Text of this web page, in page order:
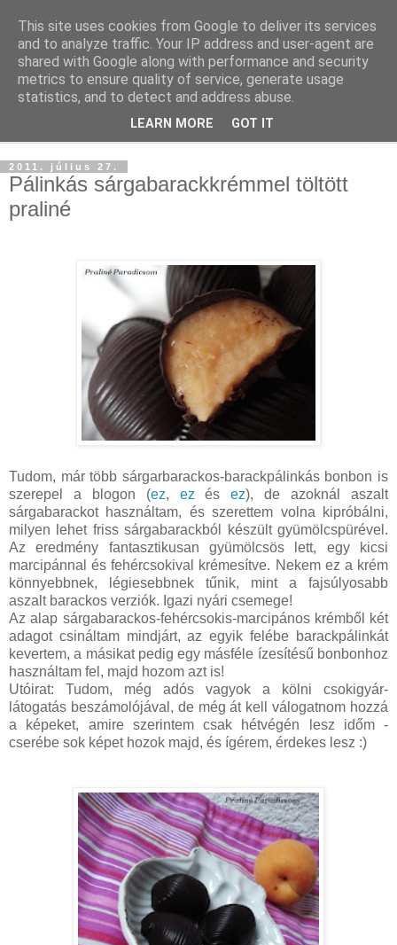
2011. július 27.
Pálinkás sárgabarackkrémmel töltött
praliné
Tudom, már több sárgarbarackos-barackpálinkás bonbon is
szerepel a blogon (ez, ez ésez), de azoknál aszalt
sárgabarackot használtam, és szerettem volna kipróbálni,
milyen lehet friss sárgabarackból készült gyümölcspürével.
Az eredmény fantasztikusan gyümölcsös lett, egy kicsi
marcipánnal és fehércsokival krémesítve. Nekem ez a krém
könnyebbnek, légiesebbnek tűnik, mint a fajsúlyosabb
aszalt barackos verziók. Igazi nyári csemege!
Az alap sárgabarackos-fehércsokis-marcipános krémből két
adagot csináltam mindjárt, az egyik felébe barackpálinkát
kevertem, a másikat pedig egy másféle ízesítésű bonbonhoz
használtam fel, majd hozom azt is!
Utóirat: Tudom, még adós vagyok a kölni csokigyár-
látogatás beszámolójával, de még át kell válogatnom hozzá
a képeket, amire szerintem csak hétvégén lesz időm -
cserébe sok képet hozok majd, és ígérem, érdekes lesz :)
This site uses cookies from Google to deliver its services
and to analyze traffic. Your IP address and user-agent are
shared with Google along with performance and security
metrics to ensure quality of service, generate usage
statistics, and to detect and address abuse.
LEARN MORE GOT IT